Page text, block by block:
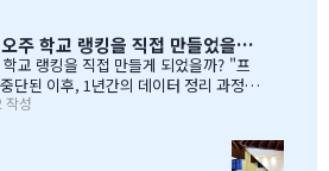
IGE는 왜 BC주·온타리오주 학교 랭킹을 직접 만들었을까?
교 랭킹을 직접 만들게 되었을까? "프
단된 이후, 1년간의 데이터 정리 과정을
해왔습니다. 학교 상담 시 참고 자료로
성